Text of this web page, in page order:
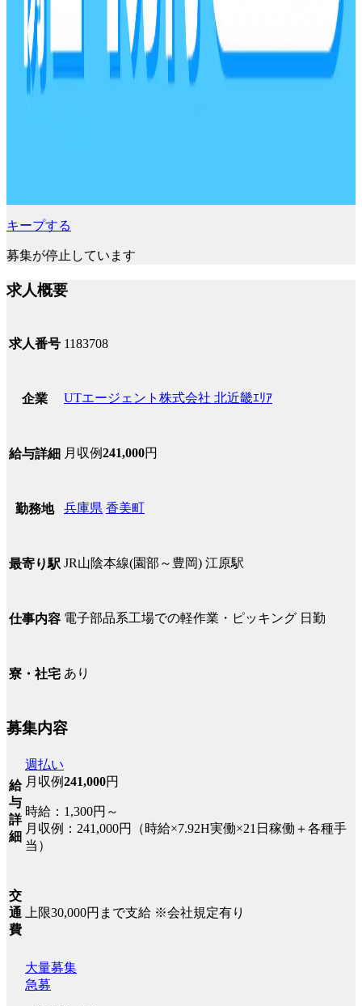
キープする
募集が停止しています
求人概要
求人番号 1183708
企業 UTエージェント株式会社 北近畿ｴﾘｱ
給与詳細 月収例241,000円
勤務地 兵庫県 香美町
最寄り駅 JR山陰本線(園部～豊岡) 江原駅
仕事内容 電子部品系工場での軽作業・ピッキング 日勤
寮・社宅 あり
募集内容
給
与
詳
細
週払い
月収例241,000円
時給：1,300円～
月収例：241,000円（時給×7.92H実働×21日稼働＋各種手
当）
交
通
費
上限30,000円まで支給 ※会社規定有り
大量募集
急募